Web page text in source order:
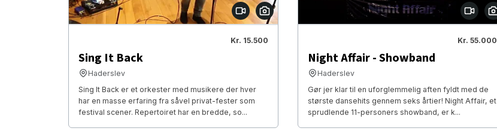
Kr. 15.500
Sing It Back
Haderslev
Sing It Back er et orkester med musikere der hver
har en masse erfaring fra såvel privat-fester som
festival scener. Repertoiret har en bredde, so...
Kr. 55.000
Night Affair - Showband
Haderslev
Gør jer klar til en uforglemmelig aften fyldt med de
største dansehits gennem seks årtier! Night Affair, et
sprudlende 11-personers showband, er k...